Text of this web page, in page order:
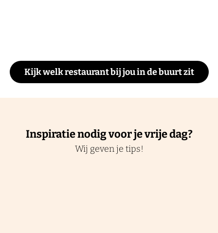
Kijk welk restaurant bij jou in de buurt zit
Inspiratie nodig voor je vrije dag?
Wij geven je tips!